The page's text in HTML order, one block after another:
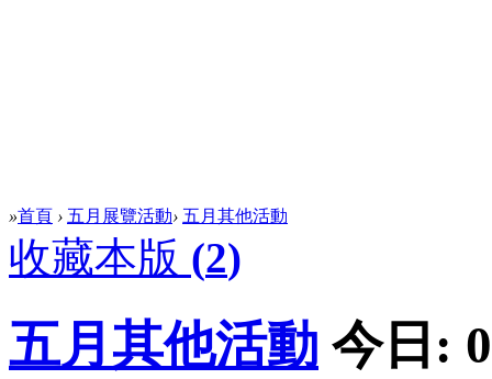
»首頁 › 五月展覽活動› 五月其他活動
收藏本版 (2)
五月其他活動 今日: 0